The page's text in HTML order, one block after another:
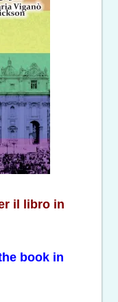
il libro in
book in